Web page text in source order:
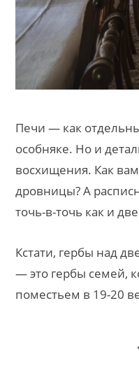
Печи — как
особняке. Но и
восхищения. Как
дровницы? А
точь-в-точь как и
Кстати, гербы над
— это гербы семей,
поместьем в 19-20